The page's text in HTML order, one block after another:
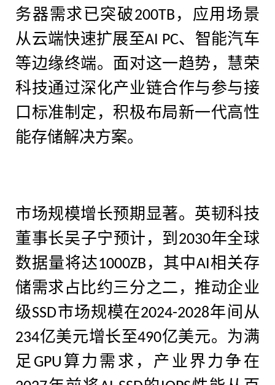
务器需求已突破200TB ，应用场景
从云端快速扩展至AI PC、智能汽车
等边缘终端。面对这一趋势，慧荣
科技通过深化产业链合作与参与接
口标准制定，积极布局新一代高性
能存储解决方案。
市场规模增长预期显著。英韧科技
董事长吴子宁预计，到 2030年全球
数据量将达1000ZB ，其中AI相关存
储需求占比约三分之二，推动企业
级SSD市场规模在2024-2028年间从
234亿美元增长至490亿美元。为满
足 GPU 算力需求，产业界力争在